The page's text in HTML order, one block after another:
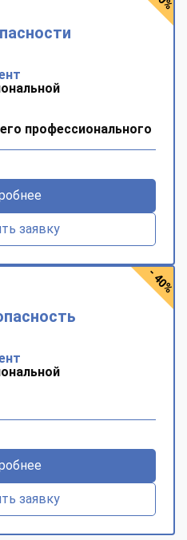
профессионального
заявку
заявку
- 40%